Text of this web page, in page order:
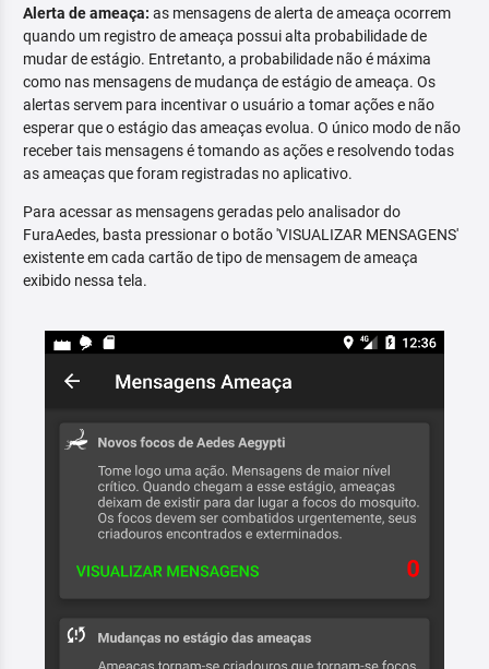
Alerta de ameaça: as mensagens de alerta de ameaça ocorrem
quando um registro de ameaça possui alta probabilidade de
mudar de estágio. Entretanto, a probabilidade não é máxima
como nas mensagens de mudança de estágio de ameaça. Os
alertas servem para incentivar o usuário a tomar ações e não
esperar que o estágio das ameaças evolua. O único modo de não
receber tais mensagens é tomando as ações e resolvendo todas
as ameaças que foram registradas no aplicativo.
Para acessar as mensagens geradas pelo analisador do
FuraAedes, basta pressionar o botão 'VISUALIZAR MENSAGENS'
existente em cada cartão de tipo de mensagem de ameaça
exibido nessa tela.